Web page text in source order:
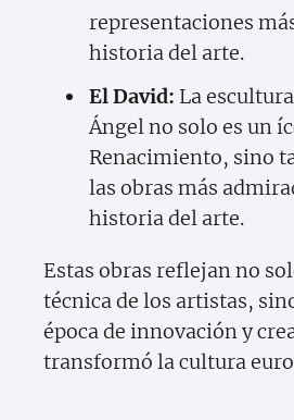
representaciones
historia del arte.
El David: La
Ángel no solo es un
Renacimiento, sino
las obras más
historia del arte.
Estas obras reflejan no
técnica de los artistas,
época de innovación y
transformó la cultura